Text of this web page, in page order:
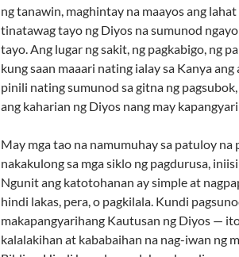
ng tanawin, maghintay na maayos ang
tinatawag tayo ng Diyos na sumunod
tayo. Ang lugar ng sakit, ng pagkabigo, ng
kung saan maaari nating ialay sa Kanya
pinili nating sumunod sa gitna ng
ang kaharian ng Diyos nang may
May mga tao na namumuhay sa patuloy na
nakakulong sa mga siklo ng pagdurusa,
Ngunit ang katotohanan ay simple at
hindi lakas, pera, o pagkilala. Kundi
makapangyarihang Kautusan ng Diyos —
kalalakihan at kababaihan na nag-iwan ng